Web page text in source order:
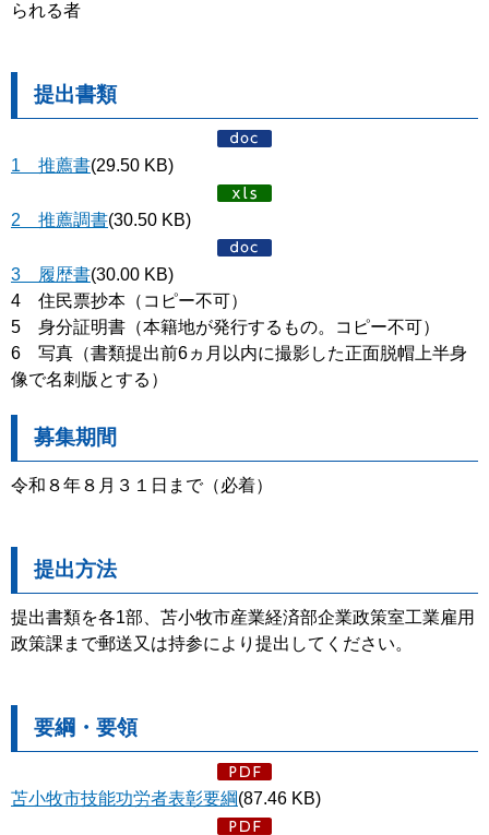
られる者
提出書類
1 推薦書(29.50 KB)
2 推薦調書(30.50 KB)
3 履歴書(30.00 KB)
4 住民票抄本（コピー不可）
5 身分証明書（本籍地が発行するもの。コピー不可）
6 写真（書類提出前6ヵ月以内に撮影した正面脱帽上半身
像で名刺版とする）
募集期間
令和８年８月３１日まで（必着）
提出方法
提出書類を各1部、苫小牧市産業経済部企業政策室工業雇用
政策課まで郵送又は持参により提出してください。
要綱・要領
苫小牧市技能功労者表彰要綱(87.46 KB)